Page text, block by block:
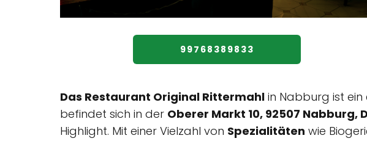
99768389833
Das Restaurant Original Rittermahl in Nabburg ist ein
befindet sich in der Oberer Markt 10, 92507 Nabburg,
Highlight. Mit einer Vielzahl von Spezialitäten wie